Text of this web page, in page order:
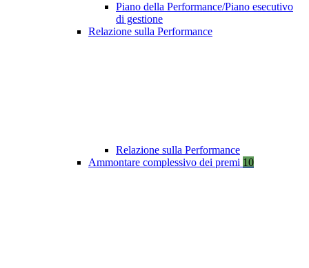
Piano della Performance/Piano esecutivo
di gestione
Relazione sulla Performance
Relazione sulla Performance
Ammontare complessivo dei premi 10